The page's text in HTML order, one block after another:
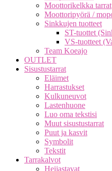
Moottorikelkka tarrat
Moottoripyörä /
Sinkkujen tuotteet
ST-tuottet
VS-tuotteet
Team Koeajo
OUTLET
Sisustustarrat
Eläimet
Harrastukset
Kulkuneuvot
Lastenhuone
Luo oma tekstisi
Muut sisustustarrat
Puut ja kasvit
Symbolit
Tekstit
Tarrakalvot
Heijastavat